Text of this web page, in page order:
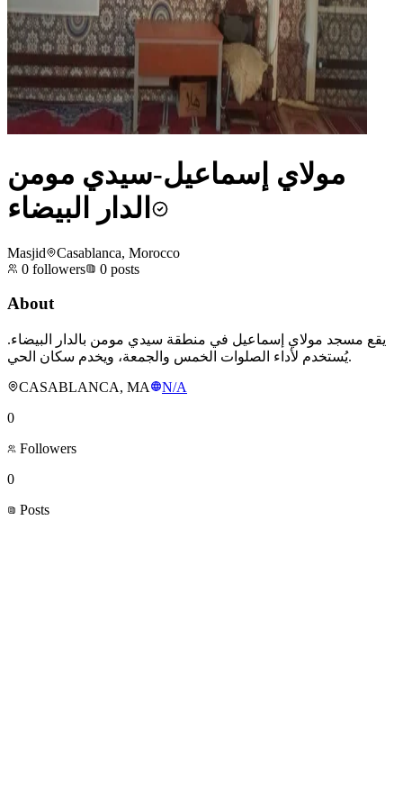
مولاي إسماعيل-سيدي مومن
الدار البيضاء
Masjid
Casablanca, Morocco
0 followers 0 posts
About
يقع مسجد مولاي إسماعيل في منطقة سيدي مومن بالدار البيضاء.
يُستخدم لأداء الصلوات الخمس والجمعة، ويخدم سكان الحي.
CASABLANCA, MA
N/A
0
Followers
0
Posts